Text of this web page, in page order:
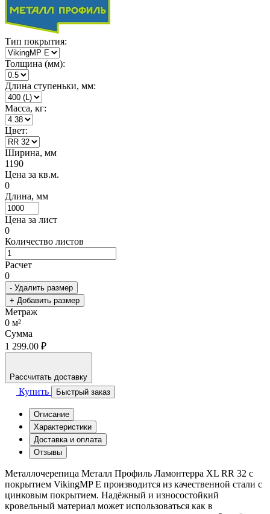
Тип покрытия:
Толщина (мм):
Длина ступеньки, мм:
Масса, кг:
Цвет:
Ширина, мм
1190
Цена за кв.м.
0
Длина, мм
Цена за лист
0
Количество листов
Расчет
0
- Удалить размер
+ Добавить размер
Метраж
0 м²
Сумма
1 299.00 ₽
Рассчитать доставку
Купить Быстрый заказ
Описание
Характеристики
Доставка и оплата
Отзывы
Металлочерепица Металл Профиль Ламонтерра XL RR 32 с
покрытием VikingMP E производится из качественной стали с
цинковым покрытием. Надёжный и износостойкий
кровельный материал может использоваться как в